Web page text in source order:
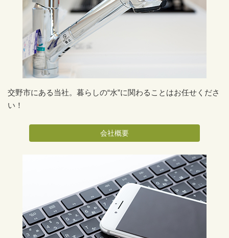
交野市にある当社。暮らしの“水”に関わることはお任せくださ
い！
会社概要